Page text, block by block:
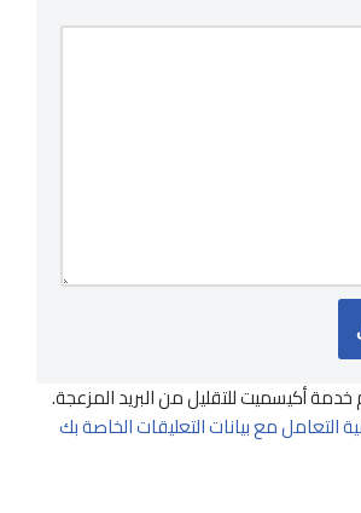
أكيسميت للتقليل من البريد المزعجة.
التعامل مع بيانات التعليقات الخاصة بك